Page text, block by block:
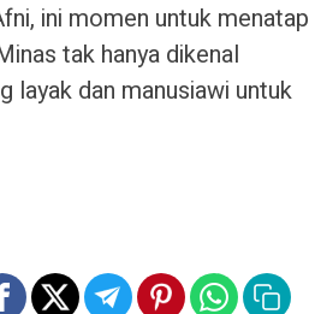
ini momen untuk menatap
tak hanya dikenal
layak dan manusiawi untuk